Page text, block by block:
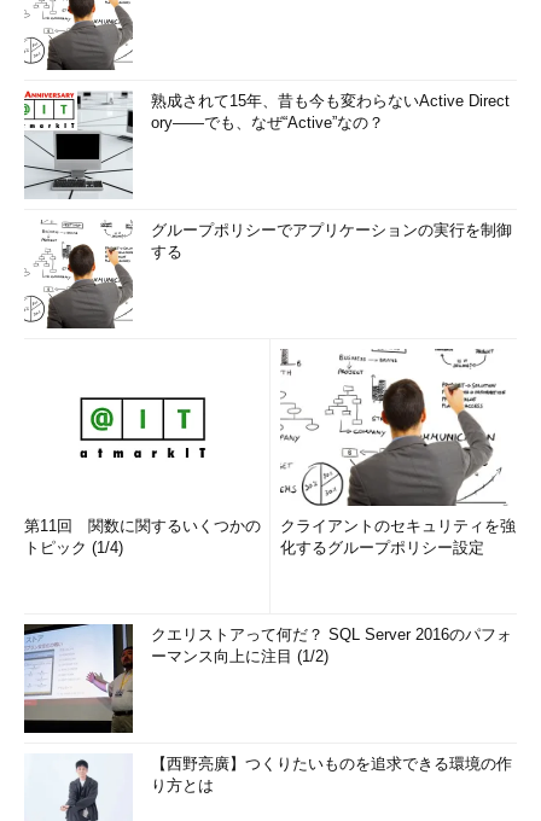
熟成されて15年、昔も今も変わらないActive Direct
ory――でも、なぜ“Active”なの？
グループポリシーでアプリケーションの実行を制御
する
第11回 関数に関するいくつかの
トピック (1/4)
クライアントのセキュリティを強
化するグループポリシー設定
クエリストアって何だ？ SQL Server 2016のパフォ
ーマンス向上に注目 (1/2)
【西野亮廣】つくりたいものを追求できる環境の作
り方とは